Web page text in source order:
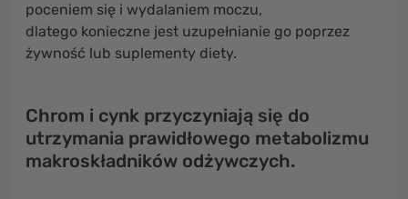
poceniem się i wydalaniem moczu,
dlatego konieczne jest uzupełnianie go poprzez
żywność lub suplementy diety.
Chrom i cynk przyczyniają się do
utrzymania prawidłowego metabolizmu
makroskładników odżywczych.